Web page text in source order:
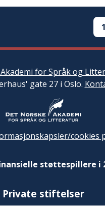
for Språk og
gate 27 i Oslo.
cookies
støttespillere i
Private stiftelser